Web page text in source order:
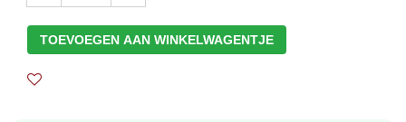
TOEVOEGEN AAN WINKELWAGENTJE